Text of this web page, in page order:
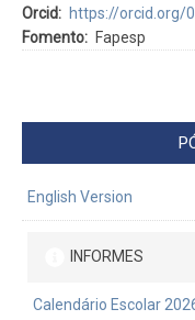
Orcid
https://orcid.org/
Fomento
Fapesp
English Version
INFORMES
Calendário Escolar